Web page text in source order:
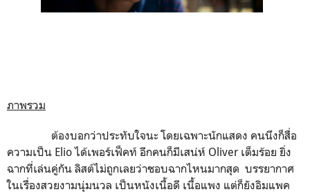
ภาพรวม
ต้องบอกว่าประทับใจนะ โดยเฉพาะนักแสดง คนนึงก็สื่อ
ความเป็น Elio ได้เพอร์เฟ็คท์ อีกคนก็มีเสน่ห์ Oliver เต็มร้อย ยิ่ง
ฉากที่เล่นคู่กัน ลิสต์ไม่ถูกเลยว่าชอบฉากไหนมากสุด บรรยากาศ
ในเรื่องสวยงามนุ่มนวล เป็นหนังเนื้อดี เนื้อแพง แต่ก็ยังอิมแพค